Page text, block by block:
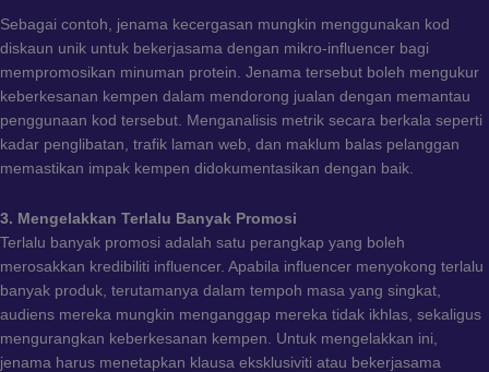
Sebagai contoh, jenama kecergasan mungkin menggunakan kod
diskaun unik untuk bekerjasama dengan mikro-influencer bagi
mempromosikan minuman protein. Jenama tersebut boleh mengukur
keberkesanan kempen dalam mendorong jualan dengan memantau
penggunaan kod tersebut. Menganalisis metrik secara berkala seperti
kadar penglibatan, trafik laman web, dan maklum balas pelanggan
memastikan impak kempen didokumentasikan dengan baik.
3. Mengelakkan Terlalu Banyak Promosi
Terlalu banyak promosi adalah satu perangkap yang boleh
merosakkan kredibiliti influencer. Apabila influencer menyokong terlalu
banyak produk, terutamanya dalam tempoh masa yang singkat,
audiens mereka mungkin menganggap mereka tidak ikhlas, sekaligus
mengurangkan keberkesanan kempen. Untuk mengelakkan ini,
jenama harus menetapkan klausa eksklusiviti atau bekerjasama